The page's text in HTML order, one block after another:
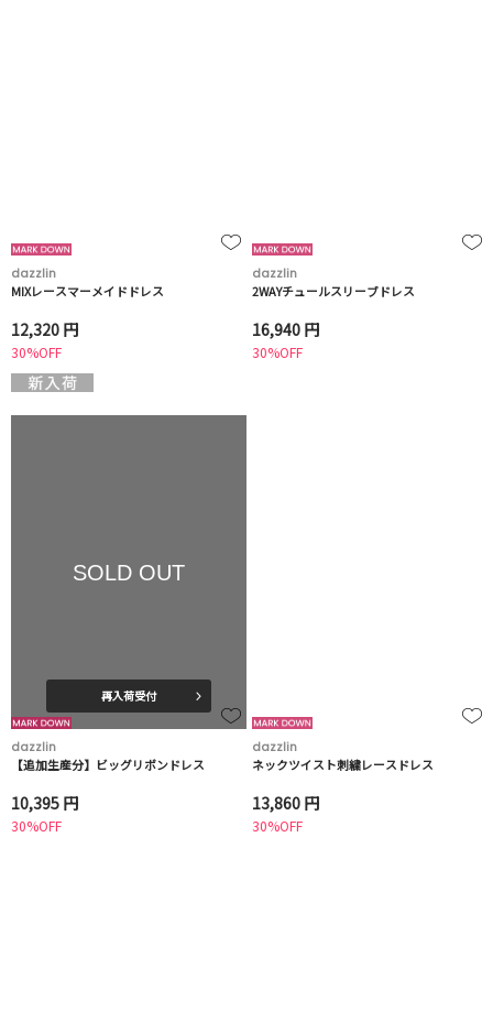
dazzlin
MIXレースマーメイドドレス
12,320 円
30%OFF
dazzlin
2WAYチュールスリーブドレス
16,940 円
30%OFF
SOLD OUT
再入荷受付
dazzlin
【追加生産分】ビッグリボンドレス
10,395 円
30%OFF
dazzlin
ネックツイスト刺繍レースドレス
13,860 円
30%OFF